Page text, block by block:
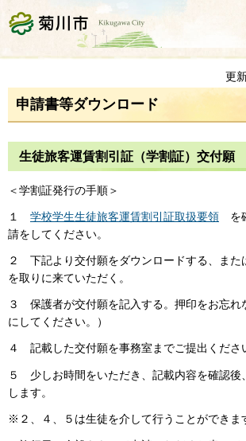
菊川市
更
申請書等ダウンロード
生徒旅客運賃割引証（学割証）交付願
＜学割証発行の手順＞
１ 学校学生生徒旅客運賃割引証取扱要領 を
請をしてください。
２ 下記より交付願をダウンロードする、また
を取りに来ていただく。
３ 保護者が交付願を記入する。押印をお忘れ
にしてください。）
４ 記載した交付願を事務室までご提出くださ
５ 少しお時間をいただき、記載内容を確認後
します。
※２、４、５は生徒を介して行うことができま